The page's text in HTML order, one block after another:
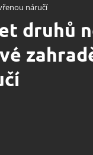
náručí
druhů